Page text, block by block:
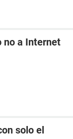
no a Internet
solo el